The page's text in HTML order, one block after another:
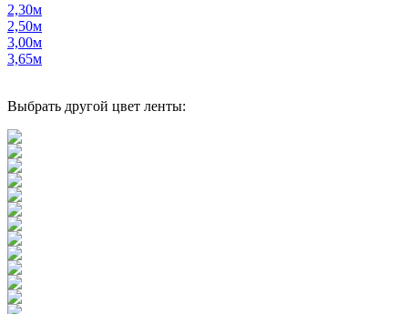
2,30м
2,50м
3,00м
3,65м
Выбрать другой цвет ленты: